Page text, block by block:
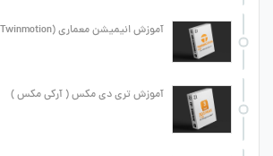
آموزش انیمیشن معماری (Mr.Twinmotion)
آموزش تری دی مکس ( آرکی مکس )